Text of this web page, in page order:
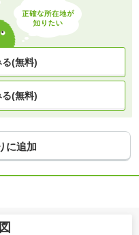
(無料)
る(無料)